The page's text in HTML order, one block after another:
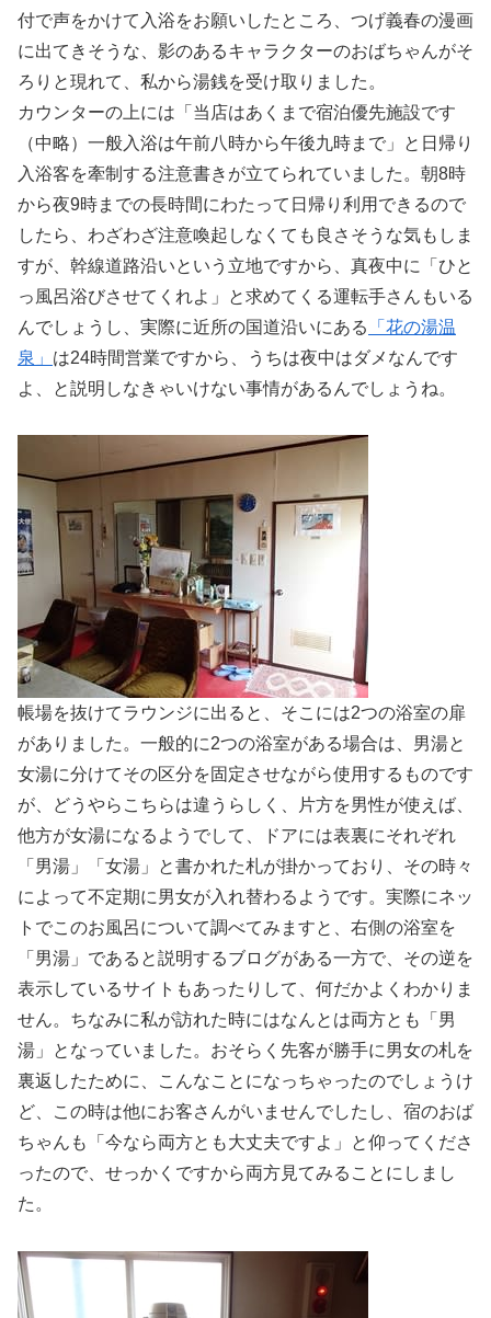
付で声をかけて入浴をお願いしたところ、つげ義春の漫画
に出てきそうな、影のあるキャラクターのおばちゃんがそ
ろりと現れて、私から湯銭を受け取りました。
カウンターの上には「当店はあくまで宿泊優先施設です
（中略）一般入浴は午前八時から午後九時まで」と日帰り
入浴客を牽制する注意書きが立てられていました。朝8時
から夜9時までの長時間にわたって日帰り利用できるので
したら、わざわざ注意喚起しなくても良さそうな気もしま
すが、幹線道路沿いという立地ですから、真夜中に「ひと
っ風呂浴びさせてくれよ」と求めてくる運転手さんもいる
んでしょうし、実際に近所の国道沿いにある
「花の湯温
泉」 は24時間営業ですから、うちは夜中はダメなんです
よ、と説明しなきゃいけない事情があるんでしょうね。
帳場を抜けてラウンジに出ると、そこには2つの浴室の扉
がありました。一般的に2つの浴室がある場合は、男湯と
女湯に分けてその区分を固定させながら使用するものです
が、どうやらこちらは違うらしく、片方を男性が使えば、
他方が女湯になるようでして、ドアには表裏にそれぞれ
「男湯」「女湯」と書かれた札が掛かっており、その時々
によって不定期に男女が入れ替わるようです。実際にネッ
トでこのお風呂について調べてみますと、右側の浴室を
「男湯」であると説明するブログがある一方で、その逆を
表示しているサイトもあったりして、何だかよくわかりま
せん。ちなみに私が訪れた時にはなんとは両方とも「男
湯」となっていました。おそらく先客が勝手に男女の札を
裏返したために、こんなことになっちゃったのでしょうけ
ど、この時は他にお客さんがいませんでしたし、宿のおば
ちゃんも「今なら両方とも大丈夫ですよ」と仰ってくださ
ったので、せっかくですから両方見てみることにしまし
た。